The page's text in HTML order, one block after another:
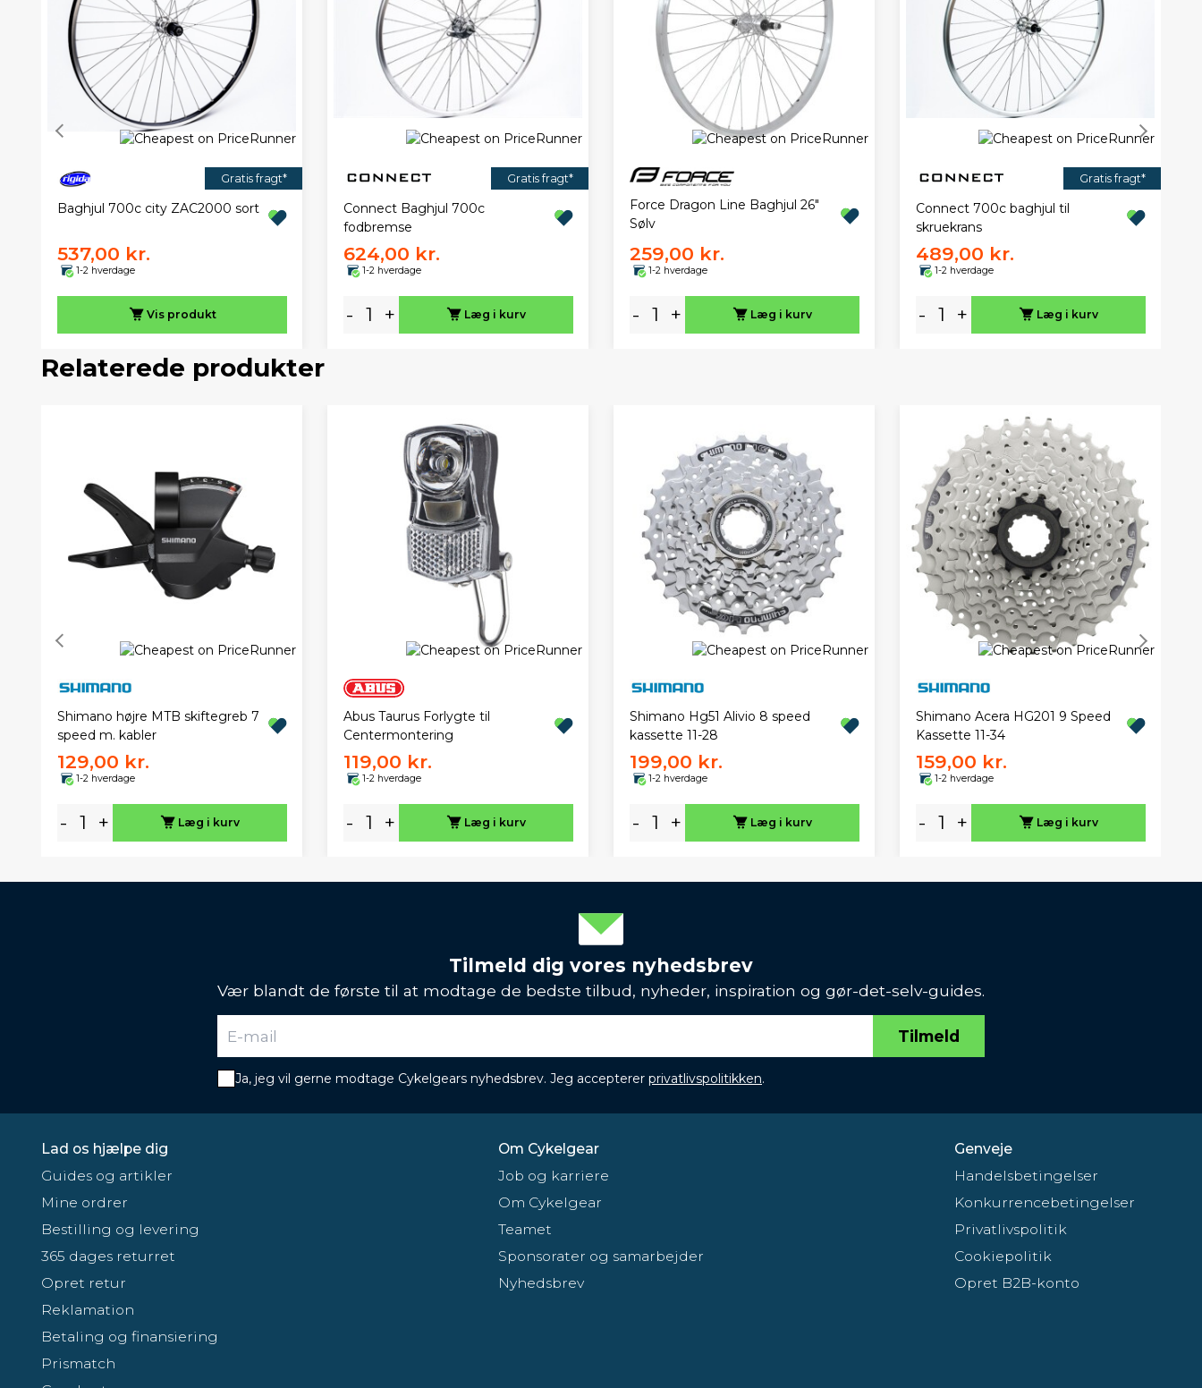
Gratis fragt*
Baghjul 700c city ZAC2000 sort
537,00 kr.
1-2 hverdage
Vis produkt
Gratis fragt*
Connect Baghjul 700c
fodbremse
624,00 kr.
1-2 hverdage
- + Læg i kurv
Force Dragon Line Baghjul 26"
Sølv
259,00 kr.
1-2 hverdage
- + Læg i kurv
Gratis fragt*
Connect 700c baghjul til
skruekrans
489,00 kr.
1-2 hverdage
- + Læg i kurv
Relaterede produkter
Shimano højre MTB skiftegreb 7
speed m. kabler
129,00 kr.
1-2 hverdage
- + Læg i kurv
Abus Taurus Forlygte til
Centermontering
119,00 kr.
1-2 hverdage
- + Læg i kurv
Shimano Hg51 Alivio 8 speed
kassette 11-28
199,00 kr.
1-2 hverdage
- + Læg i kurv
Shimano Acera HG201 9 Speed
Kassette 11-34
159,00 kr.
1-2 hverdage
- + Læg i kurv
Tilmeld dig vores nyhedsbrev
Vær blandt de første til at modtage de bedste tilbud, nyheder, inspiration og gør-det-selv-guides.
Tilmeld
Ja, jeg vil gerne modtage Cykelgears nyhedsbrev. Jeg accepterer privatlivspolitikken.
Lad os hjælpe dig
Guides og artikler
Mine ordrer
Bestilling og levering
365 dages returret
Opret retur
Reklamation
Betaling og finansiering
Prismatch
Om Cykelgear
Job og karriere
Om Cykelgear
Teamet
Sponsorater og samarbejder
Nyhedsbrev
Genveje
Handelsbetingelser
Konkurrencebetingelser
Privatlivspolitik
Cookiepolitik
Opret B2B-konto